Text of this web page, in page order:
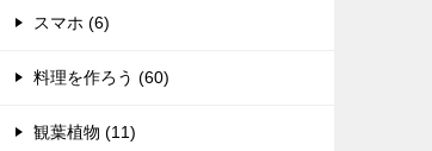
スマホ (6)
料理を作ろう (60)
観葉植物 (11)